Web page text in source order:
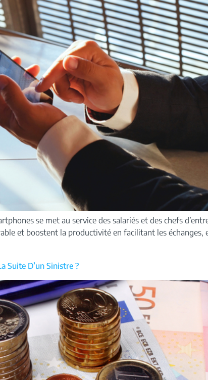
se met au service des salariés et des chefs
et boostent la productivité en facilitant les échanges,
Suite D’un Sinistre ?